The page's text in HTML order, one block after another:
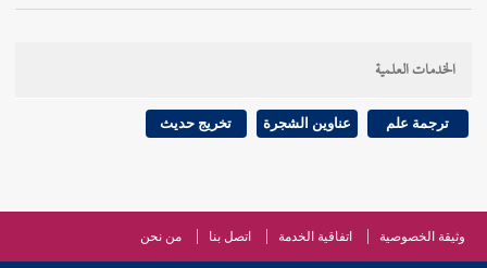
الخدمات العلمية
ترجمة علم عناوين الشجرة تخريج حديث
وثيقة الخصوصية اتفاقية الخدمة اتصل بنا من نحن